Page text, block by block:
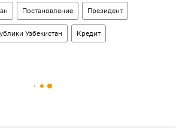
Постановление Президент
Узбекистан Кредит